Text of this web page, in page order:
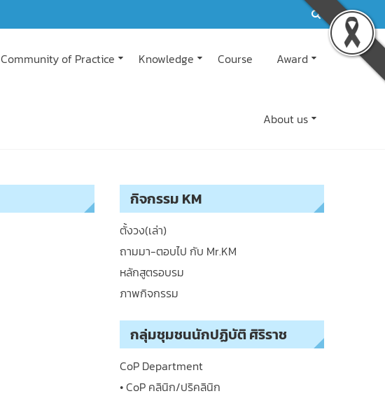
Community of Practice Knowledge Course Award
About us
กิจกรรม KM
ตั้งวง(เล่า)
ถามมา-ตอบไป กับ Mr.KM
หลักสูตรอบรม
ภาพกิจกรรม
กลุ่มชุมชนนักปฏิบัติ ศิริราช
CoP Department
• CoP คลินิก/ปริคลินิก